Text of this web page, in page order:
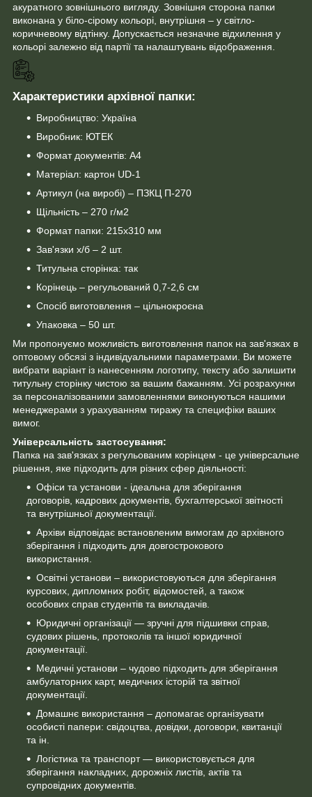
акуратного зовнішнього вигляду. Зовнішня сторона папки
виконана у біло-сірому кольорі, внутрішня – у світло-
коричневому відтінку. Допускається незначне відхилення у
кольорі залежно від партії та налаштувань відображення.
Характеристики архівної папки:
Виробництво: Україна
Виробник: ЮТЕК
Формат документів: А4
Матеріал: картон UD-1
Артикул (на виробі) – ПЗКЦ П-270
Щільність – 270 г/м2
Формат папки: 215х310 мм
Зав'язки х/б – 2 шт.
Титульна сторінка: так
Корінець – регульований 0,7-2,6 см
Спосіб виготовлення – цільнокроєна
Упаковка – 50 шт.
Ми пропонуємо можливість виготовлення папок на зав'язках в
оптовому обсязі з індивідуальними параметрами. Ви можете
вибрати варіант із нанесенням логотипу, тексту або залишити
титульну сторінку чистою за вашим бажанням. Усі розрахунки
за персоналізованими замовленнями виконуються нашими
менеджерами з урахуванням тиражу та специфіки ваших
вимог.
Універсальність застосування:
Папка на зав'язках з регульованим корінцем - це універсальне
рішення, яке підходить для різних сфер діяльності:
Офіси та установи - ідеальна для зберігання
договорів, кадрових документів, бухгалтерської звітності
та внутрішньої документації.
Архіви відповідає встановленим вимогам до архівного
зберігання і підходить для довгострокового
використання.
Освітні установи – використовуються для зберігання
курсових, дипломних робіт, відомостей, а також
особових справ студентів та викладачів.
Юридичні організації — зручні для підшивки справ,
судових рішень, протоколів та іншої юридичної
документації.
Медичні установи – чудово підходить для зберігання
амбулаторних карт, медичних історій та звітної
документації.
Домашнє використання – допомагає організувати
особисті папери: свідоцтва, довідки, договори, квитанції
та ін.
Логістика та транспорт — використовується для
зберігання накладних, дорожніх листів, актів та
супровідних документів.